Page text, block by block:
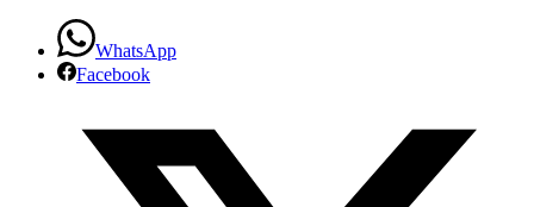
WhatsApp
Facebook